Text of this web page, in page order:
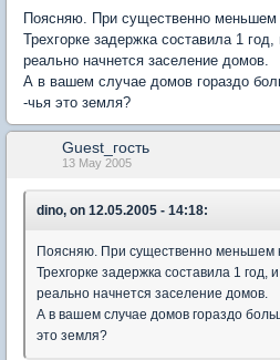
Поясняю. При существенно меньшем
Трехгорке задержка составила 1
реально начнется заселение домов.
А в вашем случае домов гораздо
-чья это земля?
Guest_гость
13 May 2005
dino, on 12.05.2005 - 14:18:
Поясняю. При существенно меньшем
Трехгорке задержка составила 1 год,
реально начнется заселение домов.
А в вашем случае домов гораздо
это земля?